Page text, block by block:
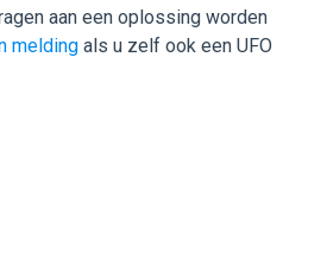
aan een oplossing worden
melding als u zelf ook een UFO